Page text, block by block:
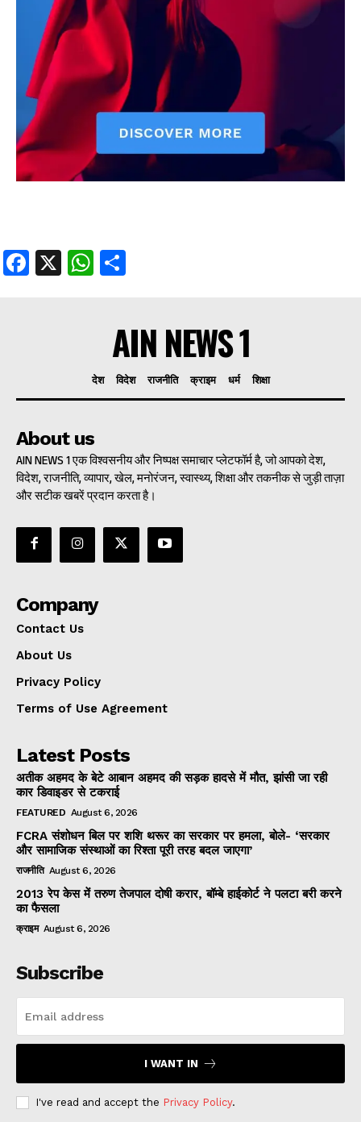
Facebook
X WhatsApp
Share
Facebook
X WhatsApp
AIN NEWS 1
देश विदेश राजनीति क्राइम धर्म शिक्षा
About us
AIN NEWS 1 एक विश्वसनीय और निष्पक्ष समाचार प्लेटफॉर्म है, जो आपको देश,
विदेश, राजनीति, व्यापार, खेल, मनोरंजन, स्वास्थ्य, शिक्षा और तकनीक से जुड़ी ताज़ा
और सटीक खबरें प्रदान करता है।
Company
Contact Us
About Us
Privacy Policy
Terms of Use Agreement
Latest Posts
अतीक अहमद के बेटे आबान अहमद की सड़क हादसे में मौत, झांसी जा रही
कार डिवाइडर से टकराई
FEATURED August 6, 2026
FCRA संशोधन बिल पर शशि थरूर का सरकार पर हमला, बोले- ‘सरकार
और सामाजिक संस्थाओं का रिश्ता पूरी तरह बदल जाएगा’
राजनीति August 6, 2026
2013 रेप केस में तरुण तेजपाल दोषी करार, बॉम्बे हाईकोर्ट ने पलटा बरी करने
का फैसला
क्राइम August 6, 2026
Subscribe
I WANT IN
I've read and accept the Privacy Policy.